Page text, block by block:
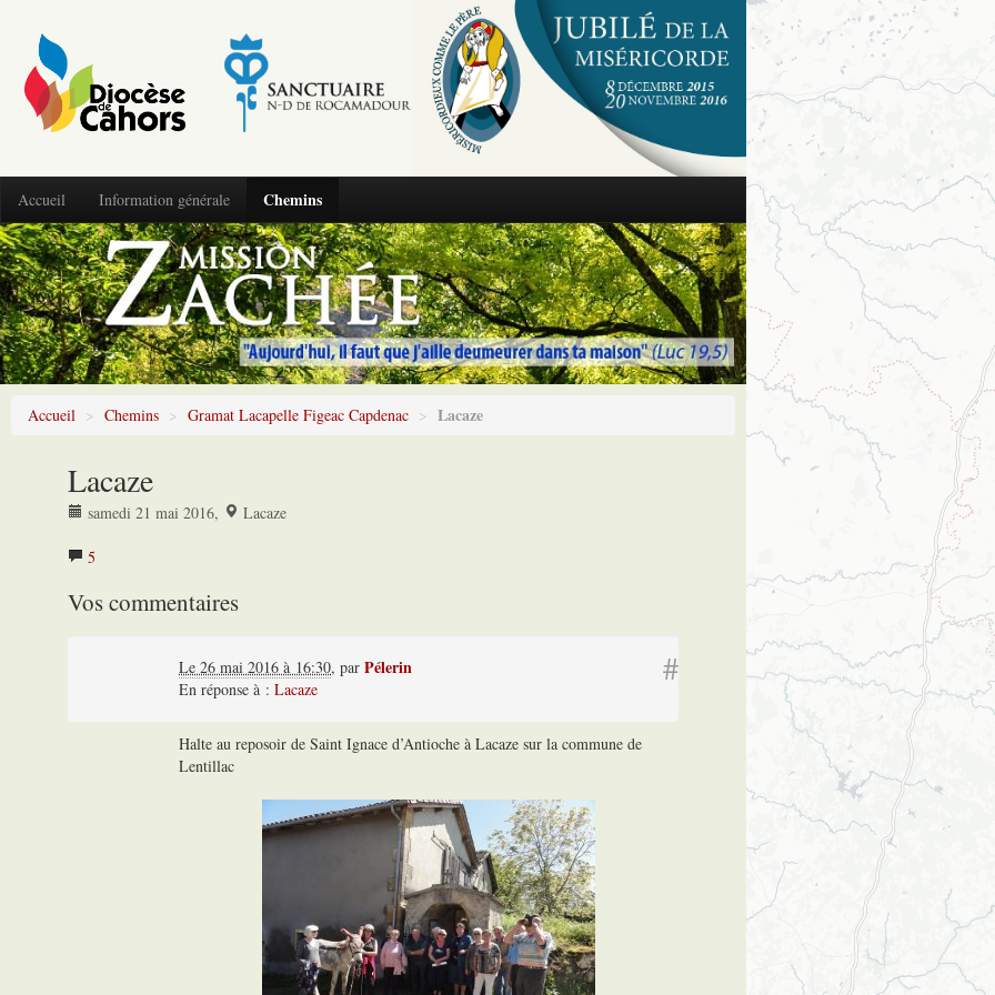
Accueil Information générale Chemins
Accueil > Chemins > Gramat Lacapelle Figeac Capdenac > Lacaze
Lacaze
samedi 21 mai 2016, Lacaze
5
Vos commentaires
#
Le 26 mai 2016 à 16:30, par Pélerin
En réponse à : Lacaze
Halte au reposoir de Saint Ignace d’Antioche à Lacaze sur la commune de
Lentillac